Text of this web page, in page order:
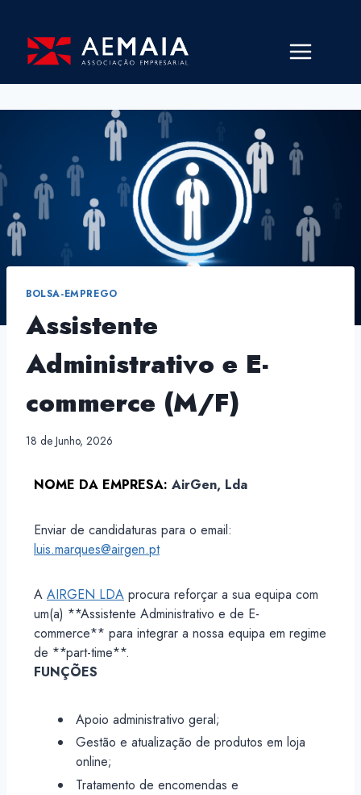
content
BOLSA-EMPREGO
Assistente
Administrativo e E-
commerce (M/F)
18 de Junho, 2026
NOME DA EMPRESA: AirGen, Lda
Enviar de candidaturas para o email:
luis.marques@airgen.pt
A AIRGEN LDA procura reforçar a sua equipa com
um(a) **Assistente Administrativo e de E-
commerce** para integrar a nossa equipa em regime
de **part-time**.
FUNÇÕES
Apoio administrativo geral;
Gestão e atualização de produtos em loja
online;
Tratamento de encomendas e